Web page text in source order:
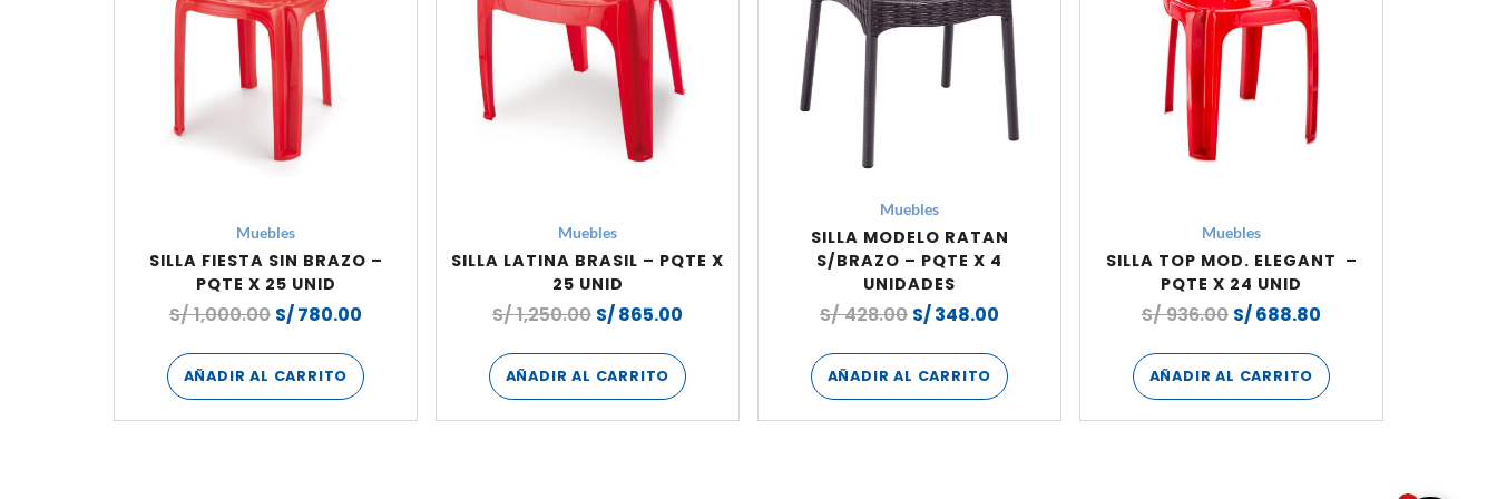
Muebles
SILLA FIESTA SIN BRAZO –
PQTE X 25 UNID
S/1,000.00 S/780.00
AÑADIR AL CARRITO
Muebles
SILLA LATINA BRASIL – PQTE X
25 UNID
S/1,250.00 S/865.00
AÑADIR AL CARRITO
Muebles
SILLA MODELO RATAN
S/BRAZO – PQTE X 4
UNIDADES
S/428.00 S/348.00
AÑADIR AL CARRITO
Muebles
SILLA TOP MOD. ELEGANT –
PQTE X 24 UNID
S/936.00 S/688.80
AÑADIR AL CARRITO